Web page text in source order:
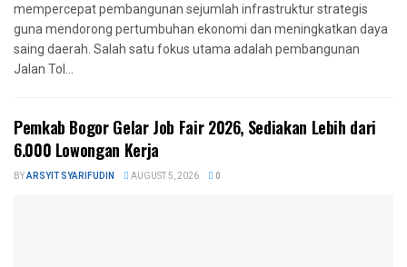
mempercepat pembangunan sejumlah infrastruktur strategis
guna mendorong pertumbuhan ekonomi dan meningkatkan daya
saing daerah. Salah satu fokus utama adalah pembangunan
Jalan Tol...
Pemkab Bogor Gelar Job Fair 2026, Sediakan Lebih dari
6.000 Lowongan Kerja
BYARSYIT SYARIFUDIN AUGUST 5, 2026 0